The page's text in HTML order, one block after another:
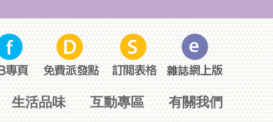
生活品味 互動專區 有關我們